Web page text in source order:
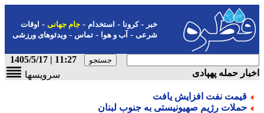
-کرونا-استخدام- جام جهانی-اوقات
شرعی-آب و هوا-تماس-ویدئوهای ورزشی
11:27 | 1405/5/17
حمله پهپادی
سرویسها
قیمت نفت افزایش یافت
حملات رژیم صهیونیستی به جنوب لبنان